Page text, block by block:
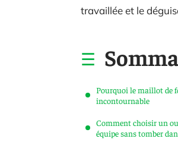
travaillée et le
Pourquoi le maillot de
incontournable
Comment choisir un
équipe sans tomber